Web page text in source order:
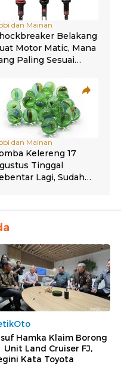
Hamka Klaim Borong
Unit Land Cruiser FJ,
Kata Toyota